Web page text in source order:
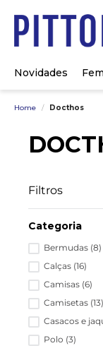
Novidades
Home / Docthos
Filtros
Categoria
Bermudas (8)
Calças (16)
Camisas (6)
Camisetas (13)
Casacos e
Polo (3)